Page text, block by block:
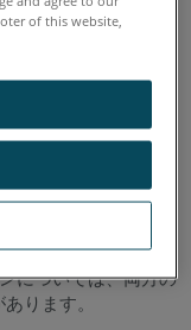
ドが2枚搭載されて
クス専用です。以
/無効になっていな
表示上の問題が発
については、両方の
ります。
of this website,